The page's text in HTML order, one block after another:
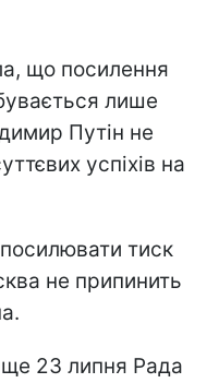
що посилення
лише
Путін не
успіхів на
тиск
не припинить
23 липня Рада